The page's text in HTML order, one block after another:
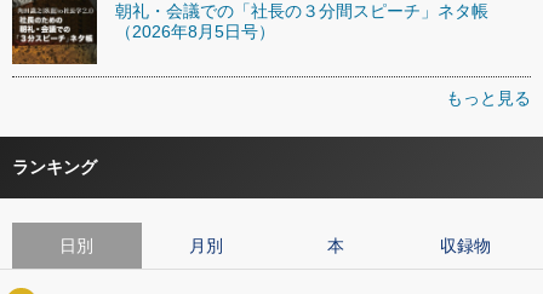
朝礼・会議での「社長の３分間スピーチ」ネタ帳
（2026年8月5日号）
もっと見る
ランキング
日別 月別 本 収録物